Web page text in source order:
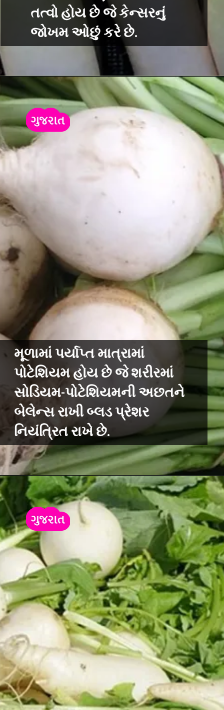
તત્વો હોય છે જે કેન્સરનું
જોખમ ઓછું કરે છે.
મૂળામાં પર્યાપ્ત માત્રામાં
પોટેશિયમ હોય છે જે શરીરમાં
સોડિયમ-પોટેશિયમની અછતને
બેલેન્સ રાખી બ્લડ પ્રેશર
નિયંત્રિત રાખે છે.